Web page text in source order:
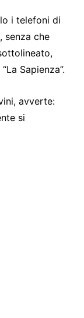
i telefoni di
senza che
Sapienza”.
avverte:
si